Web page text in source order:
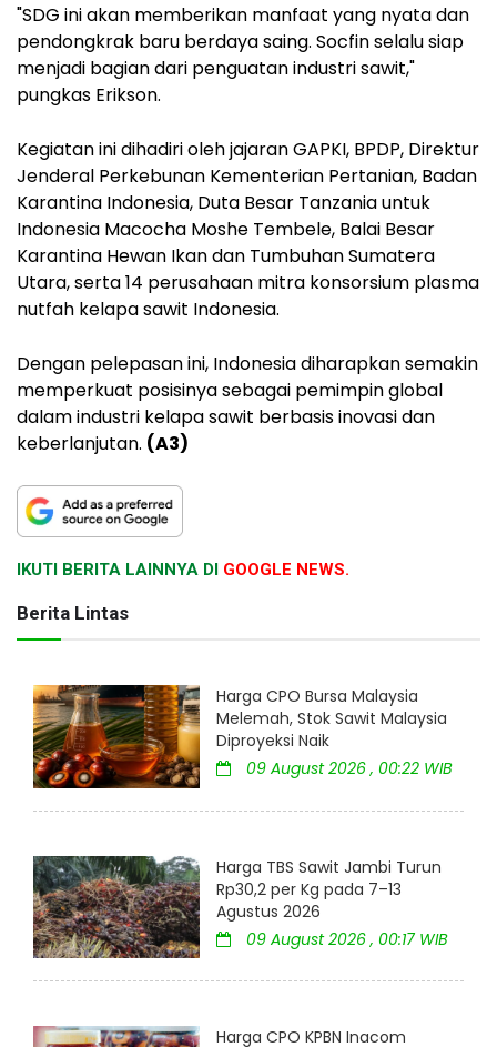
"SDG ini akan memberikan manfaat yang nyata dan
pendongkrak baru berdaya saing. Socfin selalu siap
menjadi bagian dari penguatan industri sawit,"
pungkas Erikson.
Kegiatan ini dihadiri oleh jajaran GAPKI, BPDP, Direktur
Jenderal Perkebunan Kementerian Pertanian, Badan
Karantina Indonesia, Duta Besar Tanzania untuk
Indonesia Macocha Moshe Tembele, Balai Besar
Karantina Hewan Ikan dan Tumbuhan Sumatera
Utara, serta 14 perusahaan mitra konsorsium plasma
nutfah kelapa sawit Indonesia.
Dengan pelepasan ini, Indonesia diharapkan semakin
memperkuat posisinya sebagai pemimpin global
dalam industri kelapa sawit berbasis inovasi dan
keberlanjutan. (A3)
IKUTI BERITA LAINNYA DI GOOGLE NEWS.
Berita Lintas
Harga CPO Bursa Malaysia
Melemah, Stok Sawit Malaysia
Diproyeksi Naik
09 August 2026 , 00:22 WIB
Harga TBS Sawit Jambi Turun
Rp30,2 per Kg pada 7–13
Agustus 2026
09 August 2026 , 00:17 WIB
Harga CPO KPBN Inacom